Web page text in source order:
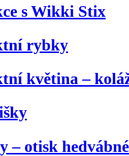
s Wikki Stix
rybky
květina –
– otisk